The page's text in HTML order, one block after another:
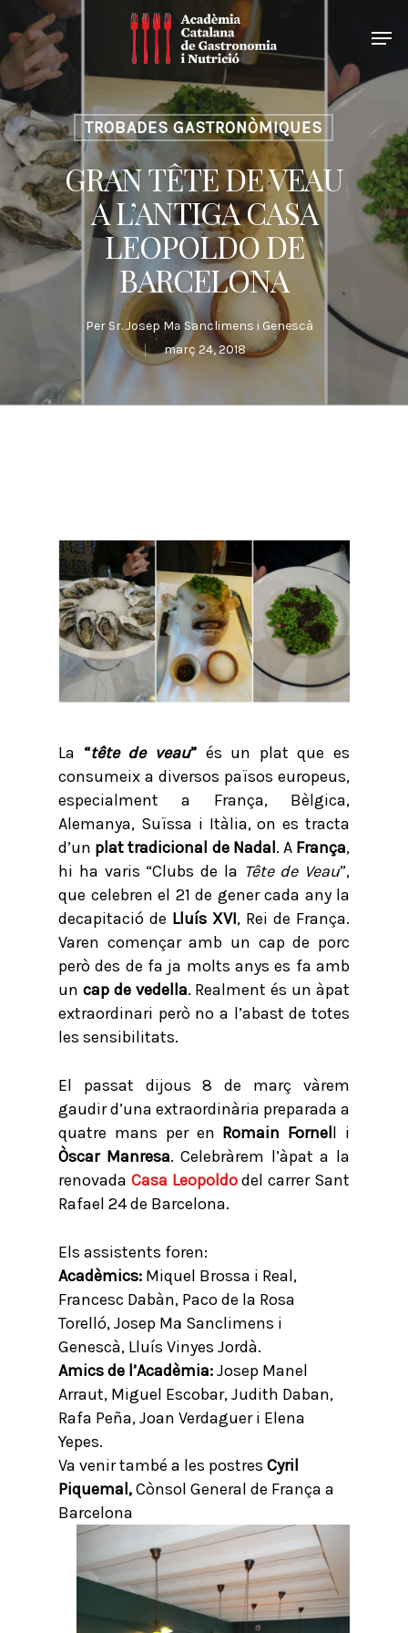
TROBADES GASTRONÒMIQUES
GRAN TÊTE DE VEAU
A L’ANTIGA CASA
LEOPOLDO DE
BARCELONA
PerSr. Josep Mª Sanclimens i Genescà
març 24, 2018
La “tête de veau”és un plat que es
consumeix a diversos països europeus,
especialment a França, Bèlgica,
Alemanya, Suïssa i Itàlia, on es tracta
d’un plat tradicional de Nadal. A França,
hi ha varis “Clubs de la Tête de Veau”,
que celebren el 21 de gener cada any la
decapitació de Lluís XVI, Rei de França.
Varen començar amb un cap de porc
però des de fa ja molts anys es fa amb
un cap de vedella. Realment és un àpat
extraordinari però no a l’abast de totes
les sensibilitats.
El passat dijous 8 de març vàrem
gaudir d’una extraordinària preparada a
quatre mans per en Romain Fornell i
Òscar Manresa. Celebràrem l’àpat a la
renovada Casa Leopoldodel carrer Sant
Rafael 24 de Barcelona.
Els assistents foren:
Acadèmics: Miquel Brossa i Real,
Francesc Dabàn, Paco de la Rosa
Torelló, Josep Mª Sanclimens i
Genescà, Lluís Vinyes Jordà.
Amics de l’Acadèmia:Josep Manel
Arraut, Miguel Escobar, Judith Daban,
Rafa Peña, Joan Verdaguer i Elena
Yepes.
Va venir també a les postres Cyril
Piquemal,Cònsol General de França a
Barcelona